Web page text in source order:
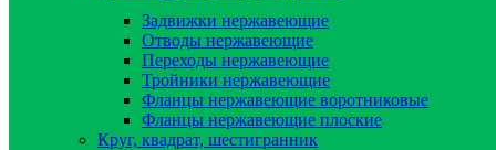
Задвижки нержавеющие
Отводы нержавеющие
Переходы нержавеющие
Тройники нержавеющие
Фланцы нержавеющие воротниковые
Фланцы нержавеющие плоские
Круг, квадрат, шестигранник